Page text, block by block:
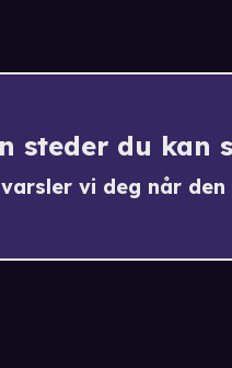
steder du kan
vi deg når